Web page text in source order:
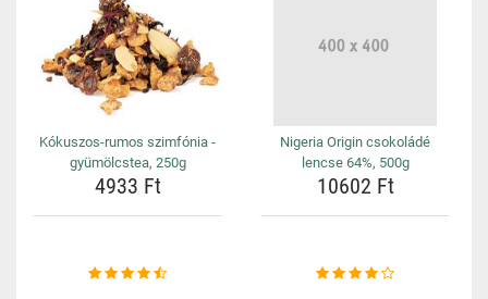
Kókuszos-rumos szimfónia -
gyümölcstea, 250g
4933 Ft
Nigeria Origin csokoládé
lencse 64%, 500g
10602 Ft